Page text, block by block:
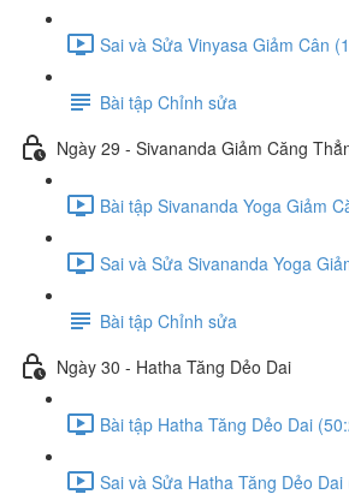
Sai và Sửa Vinyasa Giảm Cân
Bài tập Chỉnh sửa
Ngày 29 - Sivananda Giảm Căng
Bài tập Sivananda Yoga Giảm
Sai và Sửa Sivananda Yoga
Bài tập Chỉnh sửa
Ngày 30 - Hatha Tăng Dẻo Dai
Bài tập Hatha Tăng Dẻo Dai
Sai và Sửa Hatha Tăng Dẻo Dai